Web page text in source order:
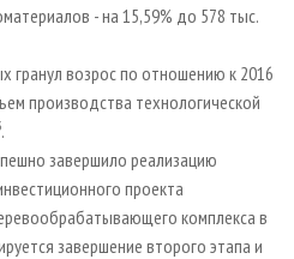
- на 15,59% до 578 тыс.
гранул возрос по отношению к 2016
производства технологической
.
завершило реализацию
проекта
комплекса в
завершение второго этапа и